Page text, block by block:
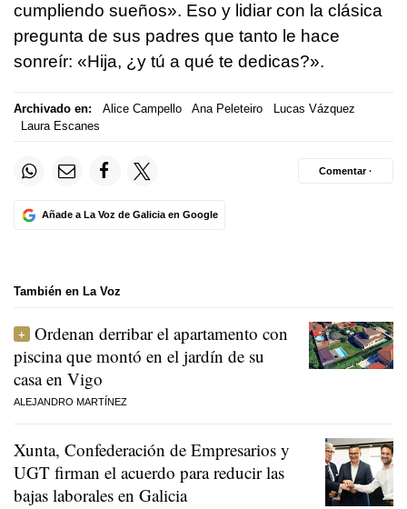
cumpliendo sueños». Eso y lidiar con la clásica
pregunta de sus padres que tanto le hace
sonreír: «Hija, ¿y tú a qué te dedicas?».
Archivado en: Alice Campello Ana Peleteiro
Lucas Vázquez
Laura Escanes
Añade a La Voz de Galicia en Google
Comentar ·
También en La Voz
Ordenan derribar el apartamento con
piscina que montó en el jardín de su
casa en Vigo
ALEJANDRO MARTÍNEZ
Xunta, Confederación de Empresarios y
UGT firman el acuerdo para reducir las
bajas laborales en Galicia